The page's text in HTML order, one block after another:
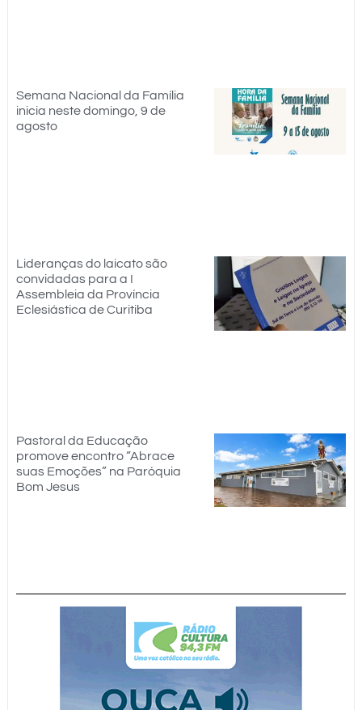
Semana Nacional da Família
inicia neste domingo, 9 de
agosto
Lideranças do laicato são
convidadas para a I
Assembleia da Província
Eclesiástica de Curitiba
Pastoral da Educação
promove encontro “Abrace
suas Emoções” na Paróquia
Bom Jesus